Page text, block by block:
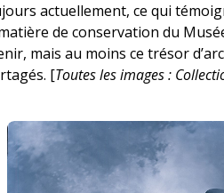
actuellement, ce qui
de conservation du
mais au moins ce trésor
[Toutes les images :